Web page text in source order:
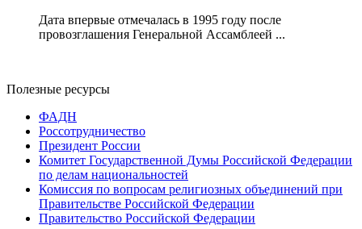
Дата впервые отмечалась в 1995 году после
провозглашения Генеральной Ассамблеей ...
Полезные ресурсы
ФАДН
Россотрудничество
Президент России
Комитет Государственной Думы Российской Федерации
по делам национальностей
Комиссия по вопросам религиозных объединений при
Правительстве Российской Федерации
Правительство Российской Федерации